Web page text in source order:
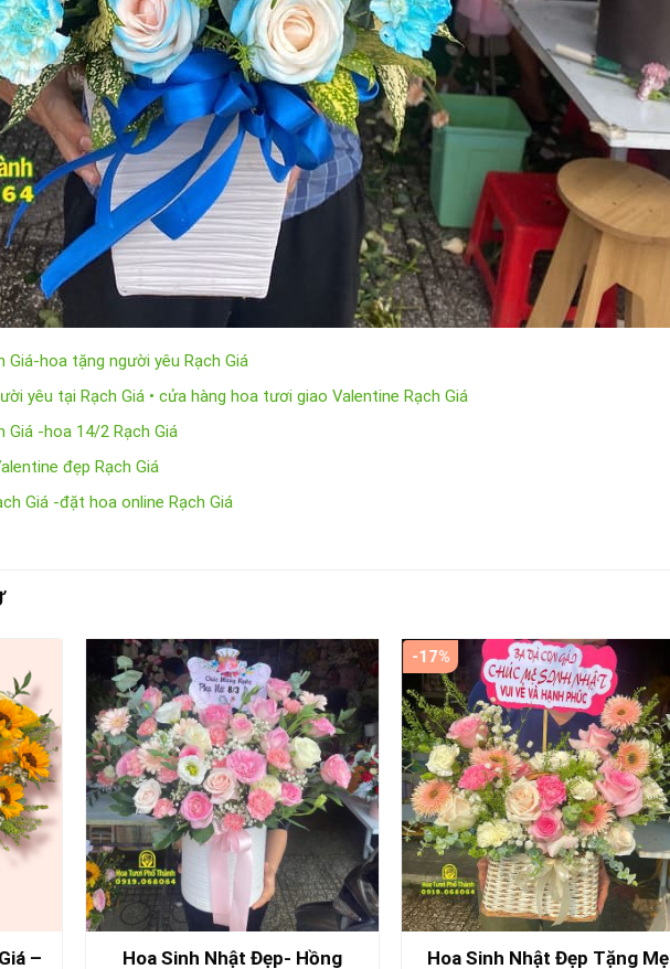
Giá-hoa tặng người yêu Rạch Giá
yêu tại Rạch Giá • cửa hàng hoa tươi giao Valentine Rạch Giá
Giá -hoa 14/2 Rạch Giá
đẹp Rạch Giá
Giá -đặt hoa online Rạch Giá
–
Hoa Sinh Nhật Đẹp- Hồng
-17%
Hoa Sinh Nhật Đẹp Tặng Mẹ